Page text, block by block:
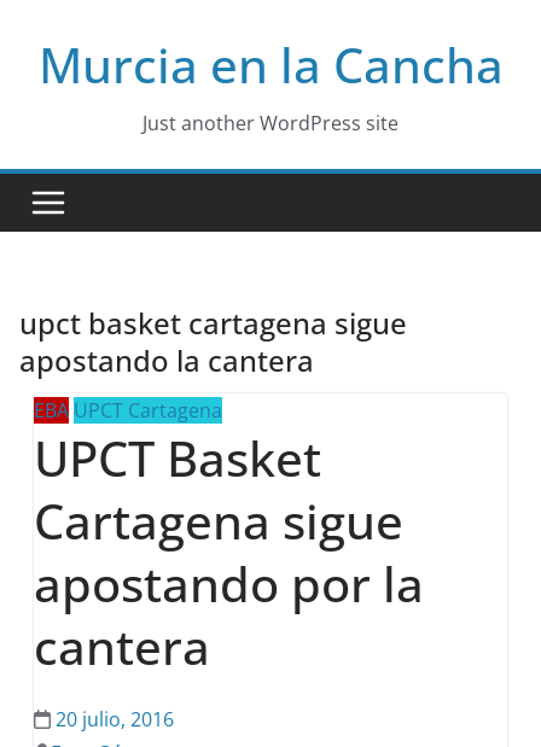
contentMurcia en la Cancha
Just another WordPress site
upct basket cartagena sigue
apostando la cantera
EBA UPCT Cartagena
UPCT Basket
Cartagena sigue
apostando por la
cantera
20 julio, 2016